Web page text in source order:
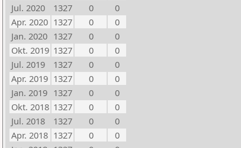
Jul. 2020
1327 0
0
Apr. 2020 1327 0
0
Jan. 2020 1327 0
0
Okt. 2019 1327 0
0
Jul. 2019
1327 0
0
Apr. 2019 1327 0
0
Jan. 2019 1327 0
0
Okt. 2018 1327 0
0
Jul. 2018
1327 0
0
Apr. 2018 1327 0
0